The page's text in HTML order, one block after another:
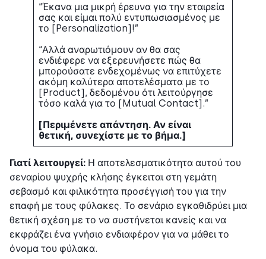
“Έκανα μια μικρή έρευνα για την εταιρεία
σας και είμαι πολύ εντυπωσιασμένος με
το [Personalization]!”
“Αλλά αναρωτιόμουν αν θα σας
ενδιέφερε να εξερευνήσετε πώς θα
μπορούσατε ενδεχομένως να επιτύχετε
ακόμη καλύτερα αποτελέσματα με το
[Product], δεδομένου ότι λειτούργησε
τόσο καλά για το [Mutual Contact].”
[Περιμένετε απάντηση. Αν είναι
θετική, συνεχίστε με το βήμα.]
Γιατί λειτουργεί: Η αποτελεσματικότητα αυτού του
σεναρίου ψυχρής κλήσης έγκειται στη γεμάτη
σεβασμό και φιλικότητα προσέγγισή του για την
επαφή με τους φύλακες. Το σενάριο εγκαθιδρύει μια
θετική σχέση με το να συστήνεται κανείς και να
εκφράζει ένα γνήσιο ενδιαφέρον για να μάθει το
όνομα του φύλακα.